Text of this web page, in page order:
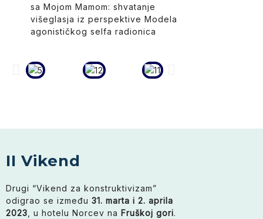
sa Mojom Mamom: shvatanje
višeglasja iz perspektive Modela
agonističkog selfa radionica
II Vikend
Drugi “Vikend za konstruktivizam”
odigrao se između 31. marta i 2. aprila
2023 , u hotelu Norcev na Fruškoj gori.